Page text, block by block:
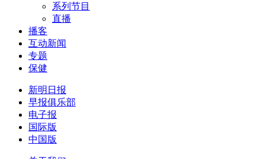
系列节目
直播
播客
互动新闻
专题
保健
新明日报
早报俱乐部
电子报
国际版
中国版